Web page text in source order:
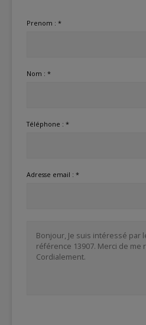
Prenom : *
Nom : *
Téléphone : *
Adresse email : *